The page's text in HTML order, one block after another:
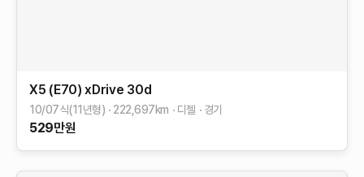
X5 (E70) xDrive 30d
10/07식(11년형) 222,697km 디젤 경기
529만원